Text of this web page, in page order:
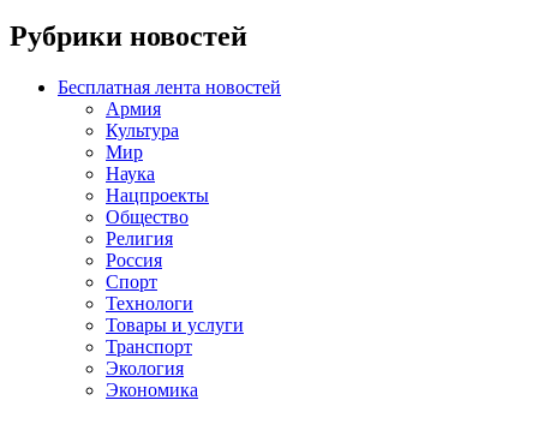
Рубрики новостей
Бесплатная лента новостей
Армия
Культура
Мир
Наука
Нацпроекты
Общество
Религия
Россия
Спорт
Технологи
Товары и услуги
Транспорт
Экология
Экономика